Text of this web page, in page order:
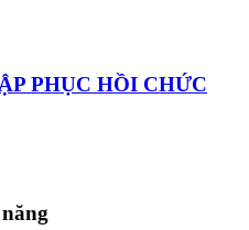
PHỤC HỒI CHỨC